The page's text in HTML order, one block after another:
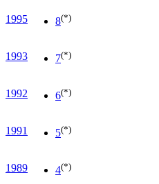
1995 8(*)
1993 7(*)
1992 6(*)
1991 5(*)
1989 4(*)